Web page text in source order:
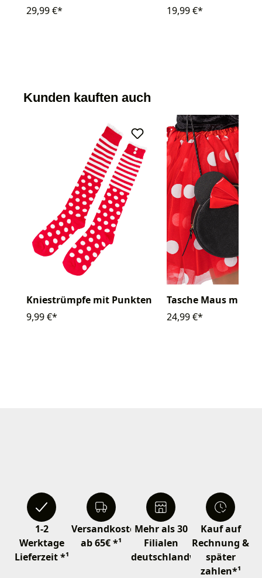
29,99 €*
19,99 €*
Kunden kauften auch
Kniestrümpfe mit Punkten
9,99 €*
Tasche Maus mit
24,99 €*
1-2
Werktage
Lieferzeit *¹
Versandkostenfrei
ab 65€ *¹
Mehr als 30
Filialen
deutschlandweit
Kauf auf
Rechnung &
später
zahlen*¹